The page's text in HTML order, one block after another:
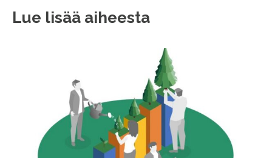
Lue lisää aiheesta